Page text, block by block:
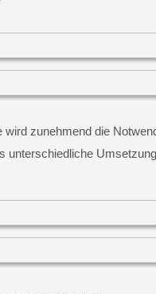
zunehmend die
unterschiedliche